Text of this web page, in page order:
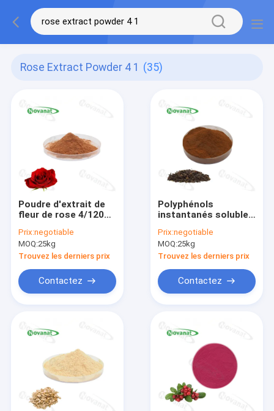
Rose Extract Powder 4 1 (35)
Poudre d'extrait de
fleur de rose 4/120%
polyphénols/boissons
alimentaires
Prix:negotiable
MOQ:25kg
Trouvez les derniers prix
Contactez
Polyphénols
instantanés solubles
poudre 15%-35%
d&#39;extrait de thé
noir/étiquette propre
Prix:negotiable
MOQ:25kg
Trouvez les derniers prix
Contactez